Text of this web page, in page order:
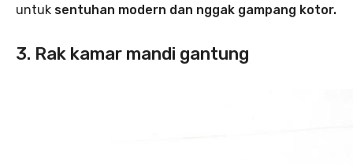
untuk sentuhan modern dan nggak gampang kotor.
3. Rak kamar mandi gantung